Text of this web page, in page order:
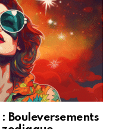
Bouleversements